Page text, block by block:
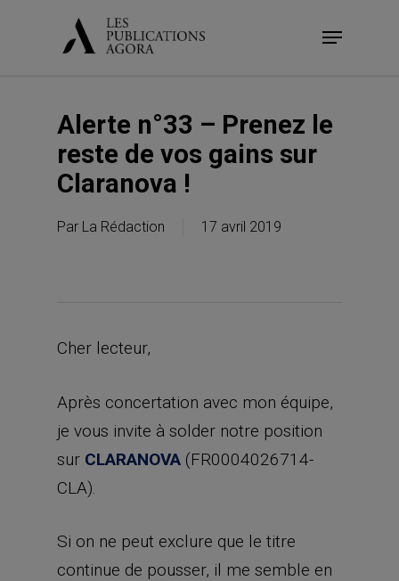
Menu
Alerte n°33 – Prenez le
reste de vos gains sur
Claranova !
Par La Rédaction 17 avril 2019
Cher lecteur,
Après concertation avec mon équipe,
je vous invite à solder notre position
sur CLARANOVA (FR0004026714-
CLA).
Si on ne peut exclure que le titre
continue de pousser, il me semble en